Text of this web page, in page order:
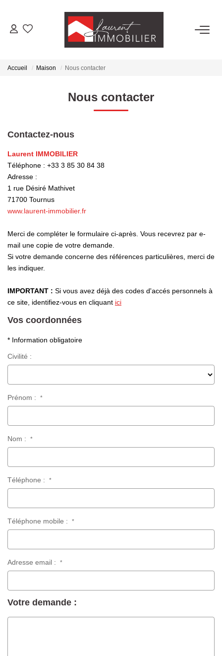
ACHETER
ESTIMER
NOS AGENCES
Laurent Immobilier Tournus
Laurent Immobilier Pont De Vaux
Notre Équipe
Nous Rejoindre
Accueil Maison Nous contacter
Nous contacter
Contactez-nous
Laurent IMMOBILIER
Téléphone : +33 3 85 30 84 38
Adresse :
1 rue Désiré Mathivet
71700 Tournus
www.laurent-immobilier.fr
Merci de compléter le formulaire ci-après. Vous recevrez par e-
mail une copie de votre demande.
Si votre demande concerne des références particulières, merci de
les indiquer.
IMPORTANT : Si vous avez déjà des codes d'accés personnels à
ce site, identifiez-vous en cliquant ici
Vos coordonnées
* Information obligatoire
Civilité :
Prénom : *
Nom : *
Téléphone : *
Téléphone mobile : *
Adresse email : *
Votre demande :